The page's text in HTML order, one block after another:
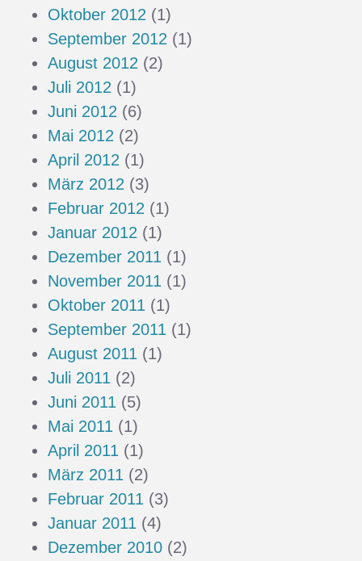
Oktober 2012 (1)
September 2012 (1)
August 2012 (2)
Juli 2012 (1)
Juni 2012 (6)
Mai 2012 (2)
April 2012 (1)
März 2012 (3)
Februar 2012 (1)
Januar 2012 (1)
Dezember 2011 (1)
November 2011 (1)
Oktober 2011 (1)
September 2011 (1)
August 2011 (1)
Juli 2011 (2)
Juni 2011 (5)
Mai 2011 (1)
April 2011 (1)
März 2011 (2)
Februar 2011 (3)
Januar 2011 (4)
Dezember 2010 (2)